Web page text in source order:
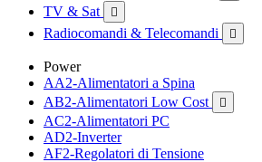
TV & Sat 
Radiocomandi & Telecomandi 
Power
AA2-Alimentatori a Spina
AB2-Alimentatori Low Cost

AC2-Alimentatori PC
AD2-Inverter
AF2-Regolatori di Tensione